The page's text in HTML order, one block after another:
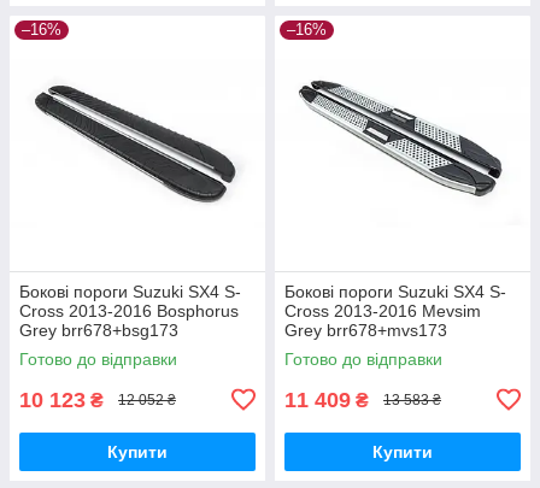
–16%
Бокові пороги Suzuki SX4 S-
Cross 2013-2016 Bosphorus
Grey brr678+bsg173
Готово до відправки
10 123 ₴ 12 052 ₴
Купити
–16%
Бокові пороги Suzuki SX4 S-
Cross 2013-2016 Mevsim
Grey brr678+mvs173
Готово до відправки
11 409 ₴ 13 583 ₴
Купити